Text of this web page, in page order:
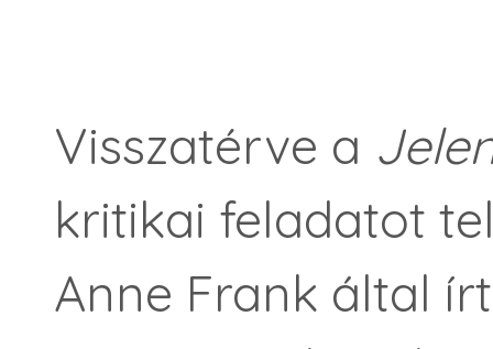
Visszatérve a
kritikai feladatot
Anne Frank által